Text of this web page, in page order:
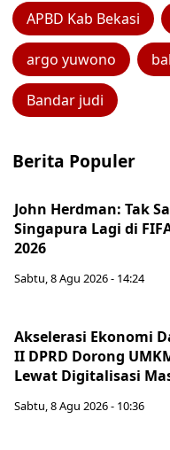
APBD Kab Bekasi
argo yuwono
Bandar judi
Berita Populer
John Herdman: Tak
Singapura Lagi di
2026
Sabtu, 8 Agu 2026 - 14:24
Akselerasi Ekonomi
II DPRD Dorong
Lewat Digitalisasi
Sabtu, 8 Agu 2026 - 10:36